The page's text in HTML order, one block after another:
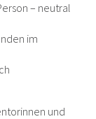
– neutral
im
und